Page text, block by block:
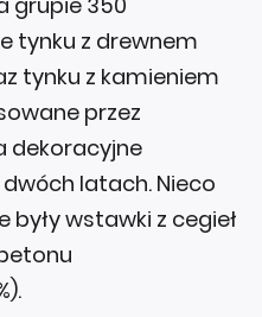
tynku z drewnem
tynku z kamieniem
przez
dekoracyjne
latach. Nieco
wstawki z cegieł